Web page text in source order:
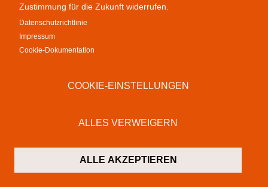
Zustimmung für die Zukunft widerrufen.
Datenschutzrichtlinie
Impressum
Cookie-Dokumentation
COOKIE-EINSTELLUNGEN
ALLES VERWEIGERN
ALLE AKZEPTIEREN
Kontakt
+49 (0)7621 16 29 46 13
F: +49 (0)7621 16 29 46 11
Öffnungszeiten
Samstags 10 - 19 Uhr
Rechtliches
Impressum & Haftungsausschluss
Datenschutzbestimmungen